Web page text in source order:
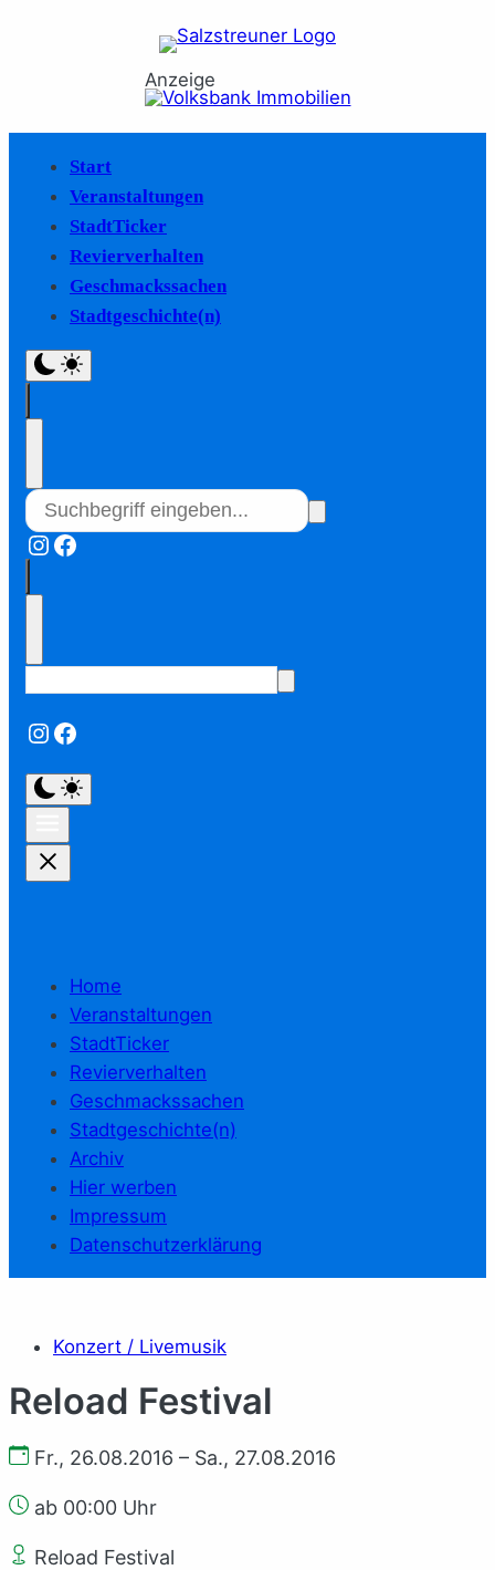
Anzeige
Start
Veranstaltungen
StadtTicker
Revierverhalten
Geschmackssachen
Stadtgeschichte(n)
Instagram
Facebook
Instagram
Facebook
Home
Veranstaltungen
StadtTicker
Revierverhalten
Geschmackssachen
Stadtgeschichte(n)
Archiv
Hier werben
Impressum
Datenschutzerklärung
Konzert / Livemusik
Reload Festival
Fr., 26.08.2016 – Sa., 27.08.2016
ab 00:00 Uhr
Reload Festival